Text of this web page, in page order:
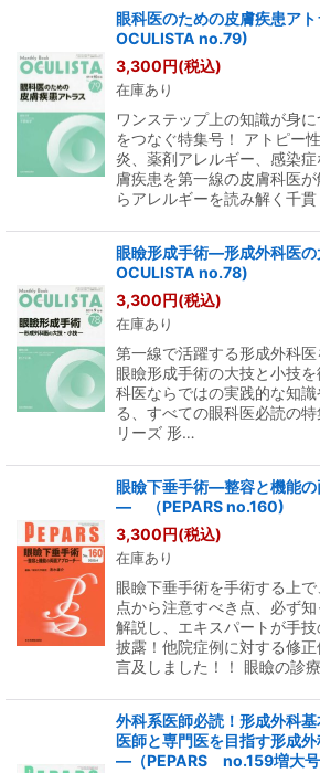
眼科医のための皮膚疾患ア
OCULISTA no.79)
3,300円(税込)
在庫あり
ワンステップ上の知識が身
をつなぐ特集号！ アトピー
炎、薬剤アレルギー、感染
膚疾患を第一線の皮膚科医
らアレルギーを読み解く千
眼瞼形成手術―形成外科医
OCULISTA no.78)
3,300円(税込)
在庫あり
第一線で活躍する形成外科医
眼瞼形成手術の大技と小技
科医ならではの実践的な知
る、すべての眼科医必読の
リーズ 形…
眼瞼下垂手術―整容と機能の
― （PEPARS no.160)
3,300円(税込)
在庫あり
眼瞼下垂手術を手術する上
点から注意すべき点、必ず
解説し、エキスパートが手
披露！他院症例に対する修
言及しました！！ 眼瞼の診
外科系医師必読！形成外科
医師と専門医を目指す形成
―（PEPARS no.159増大号